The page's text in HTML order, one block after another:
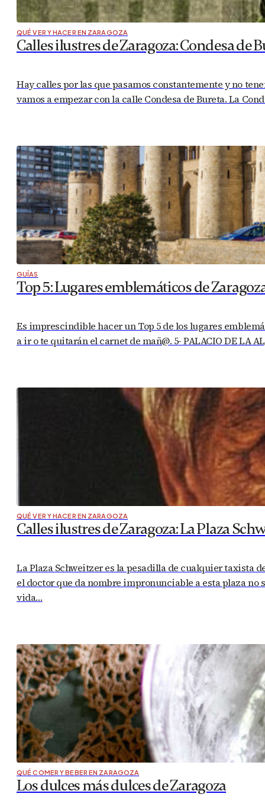
QUÉ VER Y HACER EN ZARAGOZA
Calles ilustres de Zaragoza: Condesa de
Hay calles por las que pasamos constantemente y no
vamos a empezar con la calle Condesa de Bureta. La
GUÍAS
Top 5: Lugares emblemáticos de
Es imprescindible hacer un Top 5 de los lugares
a ir o te quitarán el carnet de mañ@. 5- PALACIO DE LA
QUÉ VER Y HACER EN ZARAGOZA
Calles ilustres de Zaragoza: La Plaza
La Plaza Schweitzer es la pesadilla de cualquier taxista
el doctor que da nombre impronunciable a esta plaza
vida…
QUÉ COMER Y BEBER EN ZARAGOZA
Los dulces más dulces de Zaragoza